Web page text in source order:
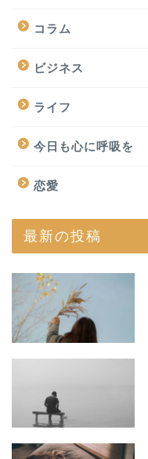
コラム
ビジネス
ライフ
今日も心に呼吸を
恋愛
最新の投稿